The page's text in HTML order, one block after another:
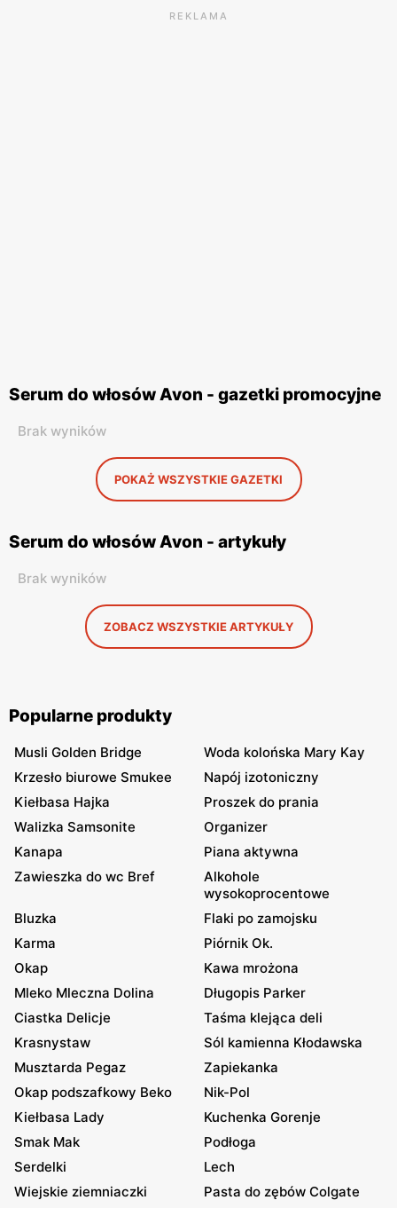
REKLAMA
Serum do włosów Avon - gazetki promocyjne
Brak wyników
POKAŻ WSZYSTKIE GAZETKI
Serum do włosów Avon - artykuły
Brak wyników
ZOBACZ WSZYSTKIE ARTYKUŁY
Popularne produkty
Musli Golden Bridge
Woda kolońska Mary Kay
Krzesło biurowe Smukee
Napój izotoniczny
Kiełbasa Hajka
Proszek do prania
Walizka Samsonite
Organizer
Kanapa
Piana aktywna
Zawieszka do wc Bref
Alkohole
wysokoprocentowe
Bluzka
Flaki po zamojsku
Karma
Piórnik Ok.
Okap
Kawa mrożona
Mleko Mleczna Dolina
Długopis Parker
Ciastka Delicje
Taśma klejąca deli
Krasnystaw
Sól kamienna Kłodawska
Musztarda Pegaz
Zapiekanka
Okap podszafkowy Beko
Nik-Pol
Kiełbasa Lady
Kuchenka Gorenje
Smak Mak
Podłoga
Serdelki
Lech
Wiejskie ziemniaczki
Pasta do zębów Colgate